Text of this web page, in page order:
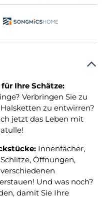
Ihre Schätze:
Verbringen Sie zu
zu entwirren?
jetzt das Leben mit
Innenfächer,
Öffnungen,
Und was noch?
damit Sie Ihre